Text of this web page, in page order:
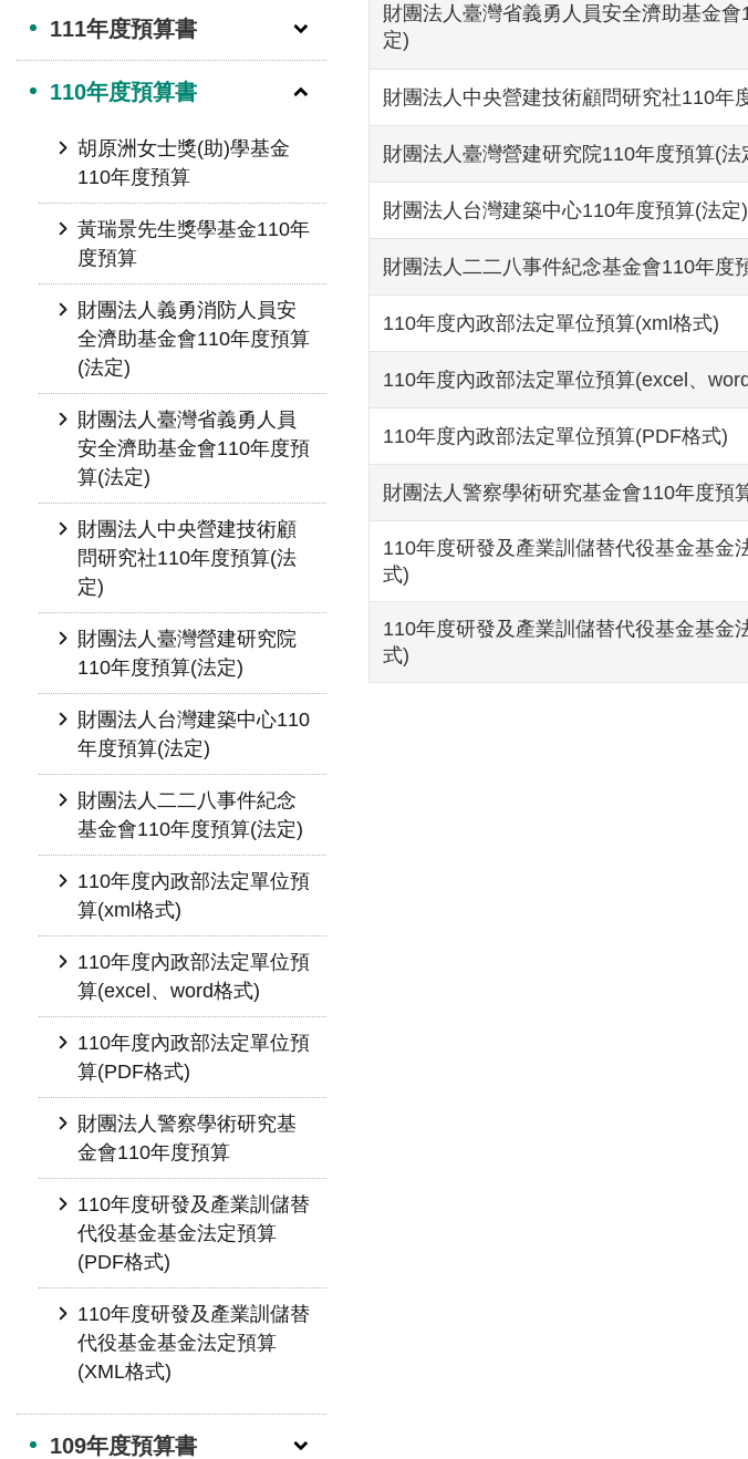
111年度預算書
110年度預算書
胡原洲女士獎(助)學基金
110年度預算
黃瑞景先生獎學基金110年
度預算
財團法人義勇消防人員安
全濟助基金會110年度預算
(法定)
財團法人臺灣省義勇人員
安全濟助基金會110年度預
算(法定)
財團法人中央營建技術顧
問研究社110年度預算(法
定)
財團法人臺灣營建研究院
110年度預算(法定)
財團法人台灣建築中心110
年度預算(法定)
財團法人二二八事件紀念
基金會110年度預算(法定)
110年度內政部法定單位預
算(xml格式)
110年度內政部法定單位預
算(excel、word格式)
110年度內政部法定單位預
算(PDF格式)
財團法人警察學術研究基
金會110年度預算
110年度研發及產業訓儲替
代役基金基金法定預算
(PDF格式)
110年度研發及產業訓儲替
代役基金基金法定預算
(XML格式)
109年度預算書
財團法人臺灣省義勇人員安全濟助基金
定)
財團法人中央營建技術顧問研究社110年
財團法人臺灣營建研究院110年度預算(法
財團法人台灣建築中心110年度預算(法定)
財團法人二二八事件紀念基金會110年度
110年度內政部法定單位預算(xml格式)
110年度內政部法定單位預算(excel、
110年度內政部法定單位預算(PDF格式)
財團法人警察學術研究基金會110年度預
110年度研發及產業訓儲替代役基金基金
式)
110年度研發及產業訓儲替代役基金基金
式)